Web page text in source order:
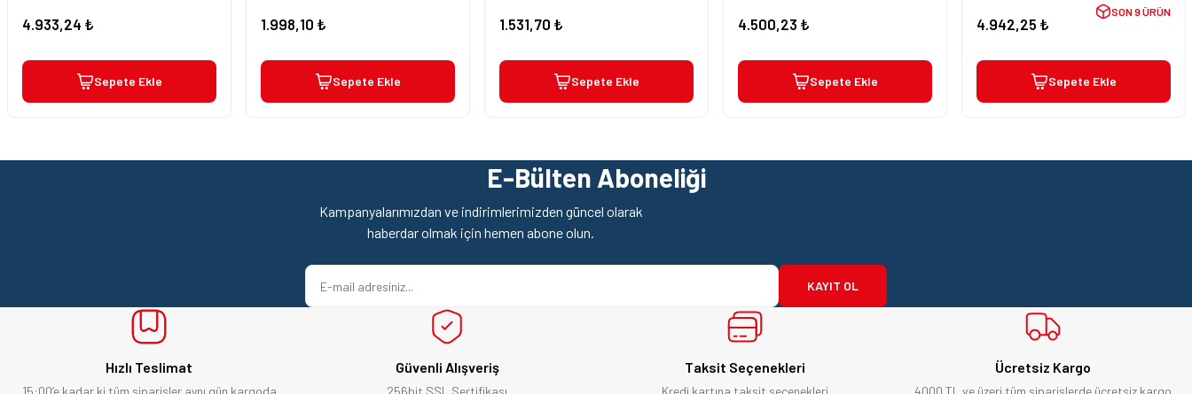
memnun kaldım
4.933,24 ₺
Sepete Ekle
1.998,10 ₺
Sepete Ekle
1.531,70 ₺
Sepete Ekle
4.500,23 ₺
Sepete Ekle
4.942,25 ₺
SON 9 ÜRÜN
Sepete Ekle
E-Bülten Aboneliği
Kampanyalarımızdan ve indirimlerimizden güncel olarak
haberdar olmak için hemen abone olun.
KAYIT OL
Hızlı Teslimat
15:00’e kadar ki tüm siparişler aynı gün kargoda
Güvenli Alışveriş
256bit SSL Sertifikası
Taksit Seçenekleri
Kredi kartına taksit seçenekleri
Ücretsiz Kargo
4000 TL ve üzeri tüm siparişlerde ücretsiz kargo